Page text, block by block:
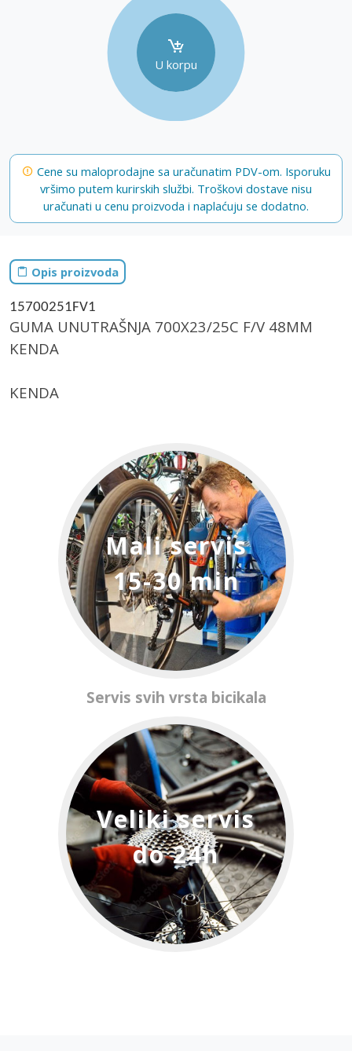
U korpu
Cene su maloprodajne sa uračunatim PDV-om. Isporuku
vršimo putem kurirskih službi. Troškovi dostave nisu
uračunati u cenu proizvoda i naplaćuju se dodatno.
Opis proizvoda
15700251FV1
GUMA UNUTRAŠNJA 700X23/25C F/V 48MM
KENDA
KENDA
Mali servis
15-30 min
Servis svih vrsta bicikala
Veliki servis
do 24h